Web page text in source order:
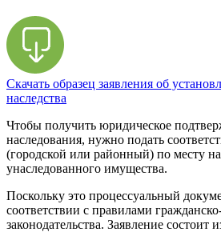
Скачать образец заявления об
наследства
Чтобы получить юридическое
наследования, нужно подать
(городской или районный) по месту
унаследованного имущества.
Поскольку это процессуальный
соответствии с правилами
законодательства. Заявление